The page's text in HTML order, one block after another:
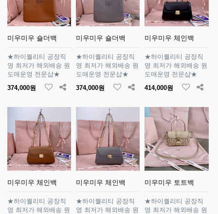
미우미우 숄더백
★하이퀄리티 공장직
영 최저가 해외배송 원
도매운영 전문샵★
374,000원
미우미우 숄더백
★하이퀄리티 공장직
영 최저가 해외배송 원
도매운영 전문샵★
374,000원
미우미우 체인백
★하이퀄리티 공장직
영 최저가 해외배송 원
도매운영 전문샵★
414,000원
미우미우 체인백
★하이퀄리티 공장직
영 최저가 해외배송 원
미우미우 체인백
★하이퀄리티 공장직
영 최저가 해외배송 원
미우미우 토트백
★하이퀄리티 공장직
영 최저가 해외배송 원